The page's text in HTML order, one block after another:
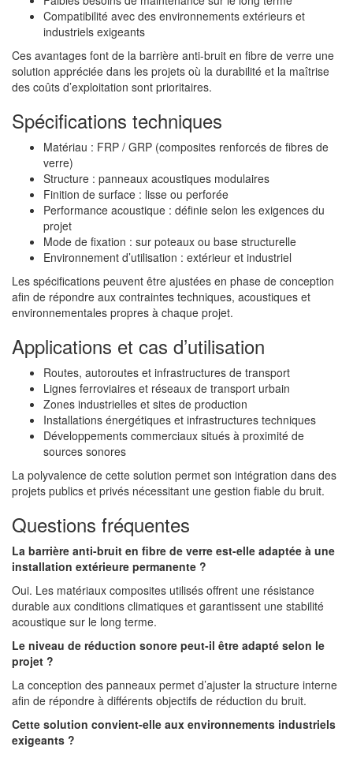
Compatibilité avec des environnements extérieurs et
industriels exigeants
Ces avantages font de la barrière anti-bruit en fibre de verre une
solution appréciée dans les projets où la durabilité et la maîtrise
des coûts d’exploitation sont prioritaires.
Spécifications techniques
Matériau : FRP / GRP (composites renforcés de fibres de
verre)
Structure : panneaux acoustiques modulaires
Finition de surface : lisse ou perforée
Performance acoustique : définie selon les exigences du
projet
Mode de fixation : sur poteaux ou base structurelle
Environnement d’utilisation : extérieur et industriel
Les spécifications peuvent être ajustées en phase de conception
afin de répondre aux contraintes techniques, acoustiques et
environnementales propres à chaque projet.
Applications et cas d’utilisation
Routes, autoroutes et infrastructures de transport
Lignes ferroviaires et réseaux de transport urbain
Zones industrielles et sites de production
Installations énergétiques et infrastructures techniques
Développements commerciaux situés à proximité de
sources sonores
La polyvalence de cette solution permet son intégration dans des
projets publics et privés nécessitant une gestion fiable du bruit.
Questions fréquentes
La barrière anti-bruit en fibre de verre est-elle adaptée à une
installation extérieure permanente ?
Oui. Les matériaux composites utilisés offrent une résistance
durable aux conditions climatiques et garantissent une stabilité
acoustique sur le long terme.
Le niveau de réduction sonore peut-il être adapté selon le
projet ?
La conception des panneaux permet d’ajuster la structure interne
afin de répondre à différents objectifs de réduction du bruit.
Cette solution convient-elle aux environnements industriels
exigeants ?